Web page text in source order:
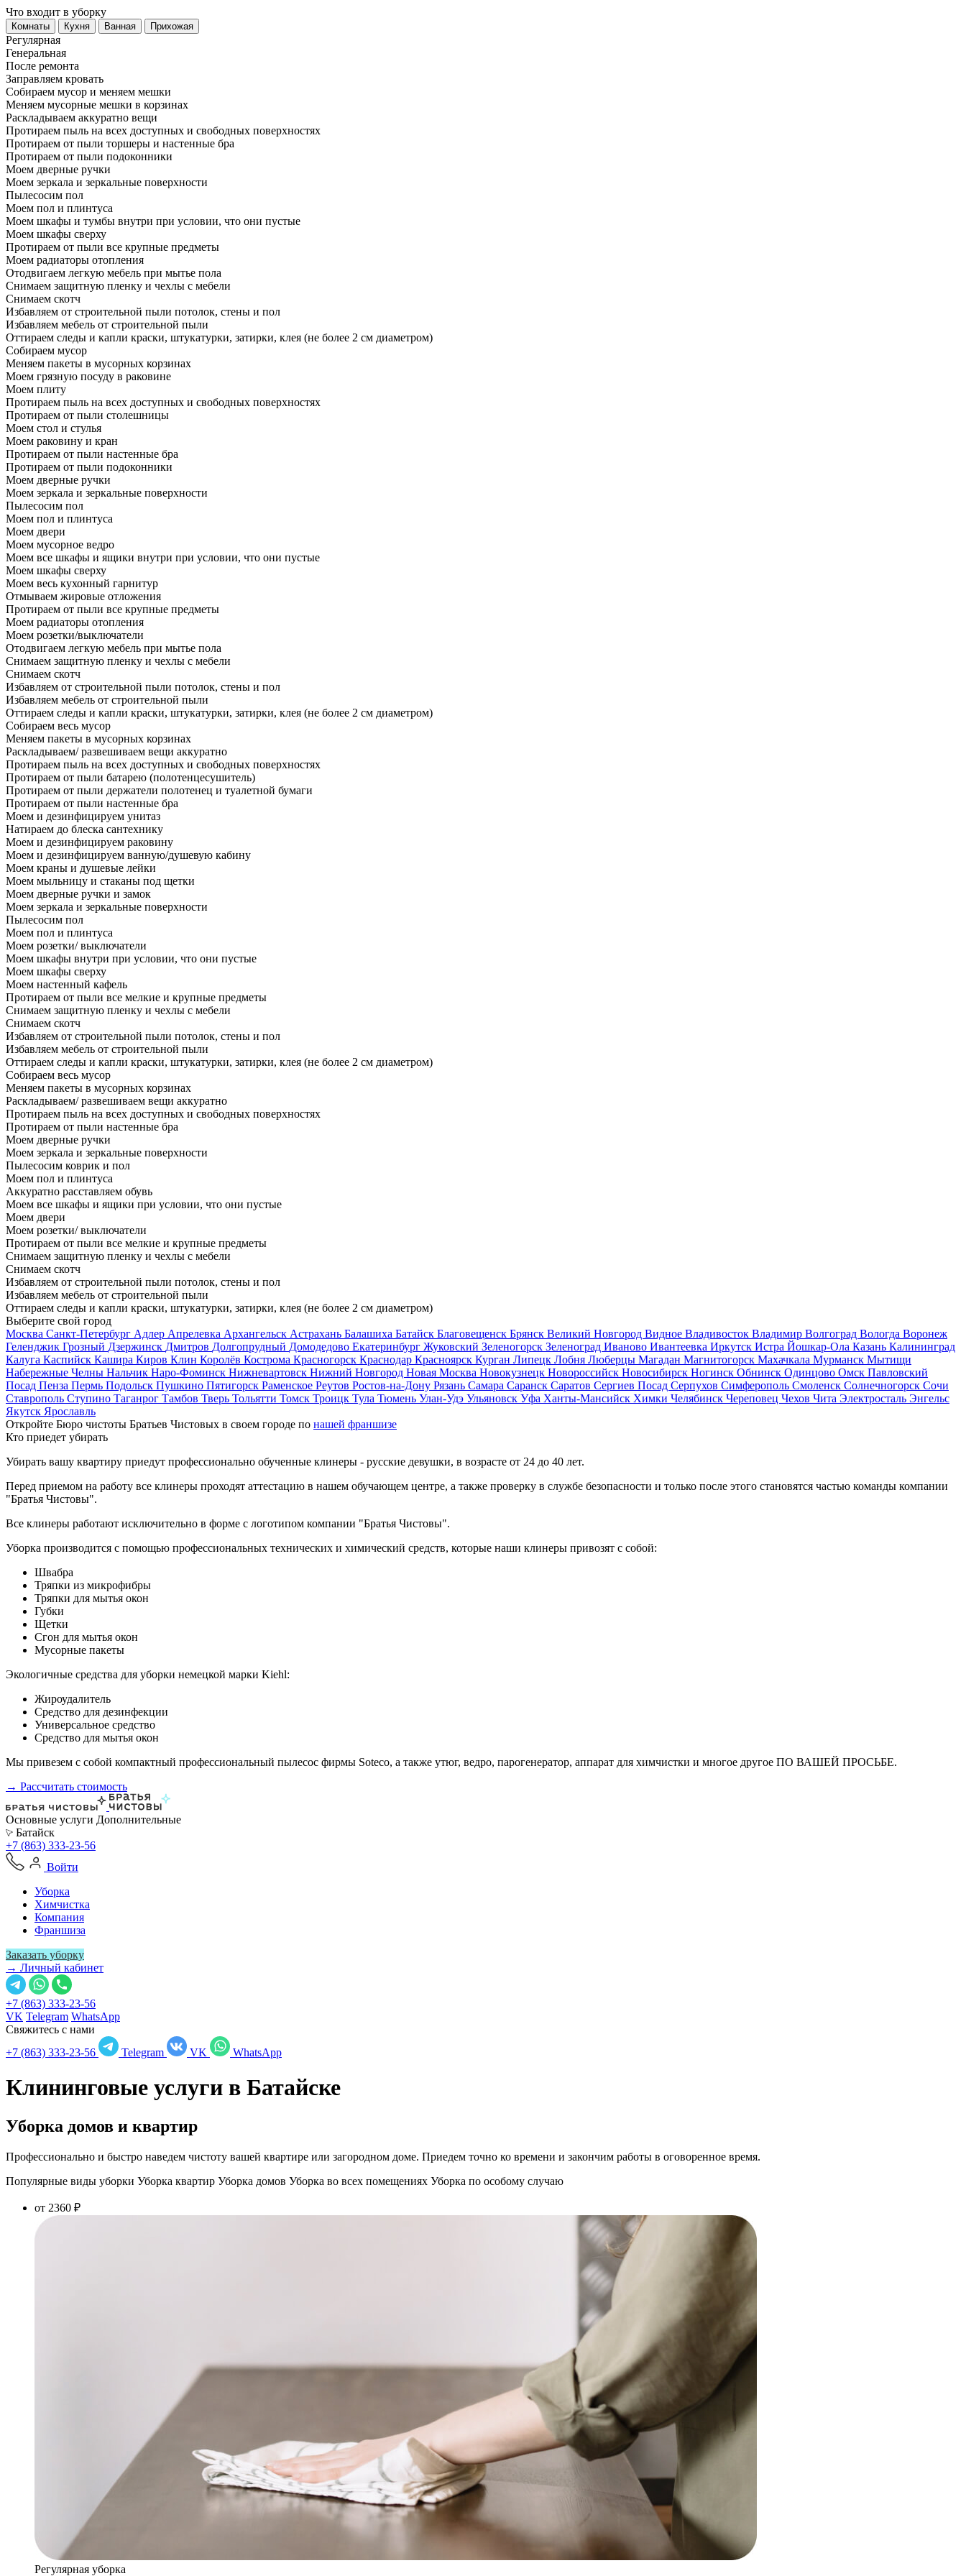
Что входит в уборку
Регу­лярная
Гене­ральная
После ремонта
Заправляем кровать
Собираем мусор и меняем мешки
Меняем мусорные мешки в корзинах
Раскладываем аккуратно вещи
Протираем пыль на всех доступных и свободных поверхностях
Протираем от пыли торшеры и настенные бра
Протираем от пыли подоконники
Моем дверные ручки
Моем зеркала и зеркальные поверхности
Пылесосим пол
Моем пол и плинтуса
Моем шкафы и тумбы внутри при условии, что они пустые
Моем шкафы сверху
Протираем от пыли все крупные предметы
Моем радиаторы отопления
Отодвигаем легкую мебель при мытье пола
Снимаем защитную пленку и чехлы с мебели
Снимаем скотч
Избавляем от строительной пыли потолок, стены и пол
Избавляем мебель от строительной пыли
Оттираем следы и капли краски, штукатурки, затирки, клея (не более 2 см диаметром)
Собираем мусор
Меняем пакеты в мусорных корзинах
Моем грязную посуду в раковине
Моем плиту
Протираем пыль на всех доступных и свободных поверхностях
Протираем от пыли столешницы
Моем стол и стулья
Моем раковину и кран
Протираем от пыли настенные бра
Протираем от пыли подоконники
Моем дверные ручки
Моем зеркала и зеркальные поверхности
Пылесосим пол
Моем пол и плинтуса
Моем двери
Моем мусорное ведро
Моем все шкафы и ящики внутри при условии, что они пустые
Моем шкафы сверху
Моем весь кухонный гарнитур
Отмываем жировые отложения
Протираем от пыли все крупные предметы
Моем радиаторы отопления
Моем розетки/выключатели
Отодвигаем легкую мебель при мытье пола
Снимаем защитную пленку и чехлы с мебели
Снимаем скотч
Избавляем от строительной пыли потолок, стены и пол
Избавляем мебель от строительной пыли
Оттираем следы и капли краски, штукатурки, затирки, клея (не более 2 см диаметром)
Собираем весь мусор
Меняем пакеты в мусорных корзинах
Раскладываем/ развешиваем вещи аккуратно
Протираем пыль на всех доступных и свободных поверхностях
Протираем от пыли батарею (полотенцесушитель)
Протираем от пыли держатели полотенец и туалетной бумаги
Протираем от пыли настенные бра
Моем и дезинфицируем унитаз
Натираем до блеска сантехнику
Моем и дезинфицируем раковину
Моем и дезинфицируем ванную/душевую кабину
Моем краны и душевые лейки
Моем мыльницу и стаканы под щетки
Моем дверные ручки и замок
Моем зеркала и зеркальные поверхности
Пылесосим пол
Моем пол и плинтуса
Моем розетки/ выключатели
Моем шкафы внутри при условии, что они пустые
Моем шкафы сверху
Моем настенный кафель
Протираем от пыли все мелкие и крупные предметы
Снимаем защитную пленку и чехлы с мебели
Снимаем скотч
Избавляем от строительной пыли потолок, стены и пол
Избавляем мебель от строительной пыли
Оттираем следы и капли краски, штукатурки, затирки, клея (не более 2 см диаметром)
Собираем весь мусор
Меняем пакеты в мусорных корзинах
Раскладываем/ развешиваем вещи аккуратно
Протираем пыль на всех доступных и свободных поверхностях
Протираем от пыли настенные бра
Моем дверные ручки
Моем зеркала и зеркальные поверхности
Пылесосим коврик и пол
Моем пол и плинтуса
Аккуратно расставляем обувь
Моем все шкафы и ящики при условии, что они пустые
Моем двери
Моем розетки/ выключатели
Протираем от пыли все мелкие и крупные предметы
Снимаем защитную пленку и чехлы с мебели
Снимаем скотч
Избавляем от строительной пыли потолок, стены и пол
Избавляем мебель от строительной пыли
Оттираем следы и капли краски, штукатурки, затирки, клея (не более 2 см диаметром)
Выберите свой город
Москва Санкт-Петербург Адлер Апрелевка Архангельск Астрахань Балашиха Батайск Благовещенск Брянск Великий Новгород Видное Владивосток Владимир Волгоград Вологда Воронеж
Геленджик Грозный Дзержинск Дмитров Долгопрудный Домодедово Екатеринбург Жуковский Зеленогорск Зеленоград Иваново Ивантеевка Иркутск Истра Йошкар-Ола Казань Калининград
Калуга Каспийск Кашира Киров Клин Королёв Кострома Красногорск Краснодар Красноярск Курган Липецк Лобня Люберцы Магадан Магнитогорск Махачкала Мурманск Мытищи
Набережные Челны Нальчик Наро-Фоминск Нижневартовск Нижний Новгород Новая Москва Новокузнецк Новороссийск Новосибирск Ногинск Обнинск Одинцово Омск Павловский
Посад Пенза Пермь Подольск Пушкино Пятигорск Раменское Реутов Ростов-на-Дону Рязань Самара Саранск Саратов Сергиев Посад Серпухов Симферополь Смоленск Солнечногорск Сочи
Ставрополь Ступино Таганрог Тамбов Тверь Тольятти Томск Троицк Тула Тюмень Улан-Удэ Ульяновск Уфа Ханты-Мансийск Химки Челябинск Череповец Чехов Чита Электросталь Энгельс
Якутск Ярославль
Откройте Бюро чистоты Братьев Чистовых в своем городе по нашей франшизе
Кто приедет убирать
Убирать вашу квартиру приедут профессионально обученные клинеры - русские девушки, в возрасте от 24 до 40 лет.
Перед приемом на работу все клинеры проходят аттестацию в нашем обучающем центре, а также проверку в службе безопасности и только после этого становятся частью команды компании
"Братья Чистовы".
Все клинеры работают исключительно в форме с логотипом компании "Братья Чистовы".
Уборка производится с помощью профессиональных технических и химический средств, которые наши клинеры привозят с собой:
Швабра
Тряпки из микрофибры
Тряпки для мытья окон
Губки
Щетки
Сгон для мытья окон
Мусорные пакеты
Экологичные средства для уборки немецкой марки Kiehl:
Жироудалитель
Средство для дезинфекции
Универсальное средство
Средство для мытья окон
Мы привезем с собой компактный профессиональный пылесос фирмы Soteco, а также утюг, ведро, парогенератор, аппарат для химчистки и многое другое ПО ВАШЕЙ ПРОСЬБЕ.
→ Рассчитать стоимость
Основные услуги Дополнительные
Батайск
+7 (863) 333-23-56
Войти
Уборка
Химчистка
Компания
Франшиза
Заказать уборку
→ Личный кабинет
+7 (863) 333-23-56
VK Telegram WhatsApp
Свяжитесь с нами
+7 (863) 333-23-56
Telegram VK WhatsApp
Клининговые услуги в Батайске
Уборка домов и квартир
Профессионально и быстро наведем чистоту вашей квартире или загородном доме. Приедем точно ко времени и закончим работы в оговоренное время.
Популярные виды уборки Уборка квартир Уборка домов Уборка во всех помещениях Уборка по особому случаю
от 2360 ₽
Регулярная уборка